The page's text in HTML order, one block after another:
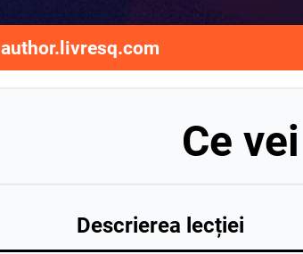
author.livresq.com
Ce
Descrierea lecției